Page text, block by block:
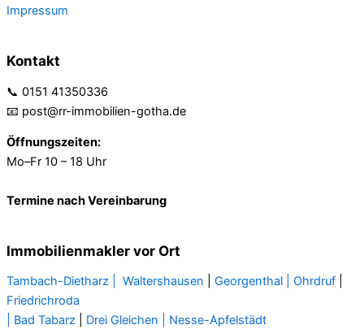
Impressum
Kontakt
📞 0151 41350336
📧 post@rr-immobilien-gotha.de
Öffnungszeiten:
Mo–Fr 10 – 18 Uhr
Termine nach Vereinbarung
Immobilienmakler vor Ort
Tambach-Dietharz | Waltershausen Georgenthal | Ohrdruf
Friedrichroda
| Bad Tabarz
Drei Gleichen | Nesse-Apfelstädt